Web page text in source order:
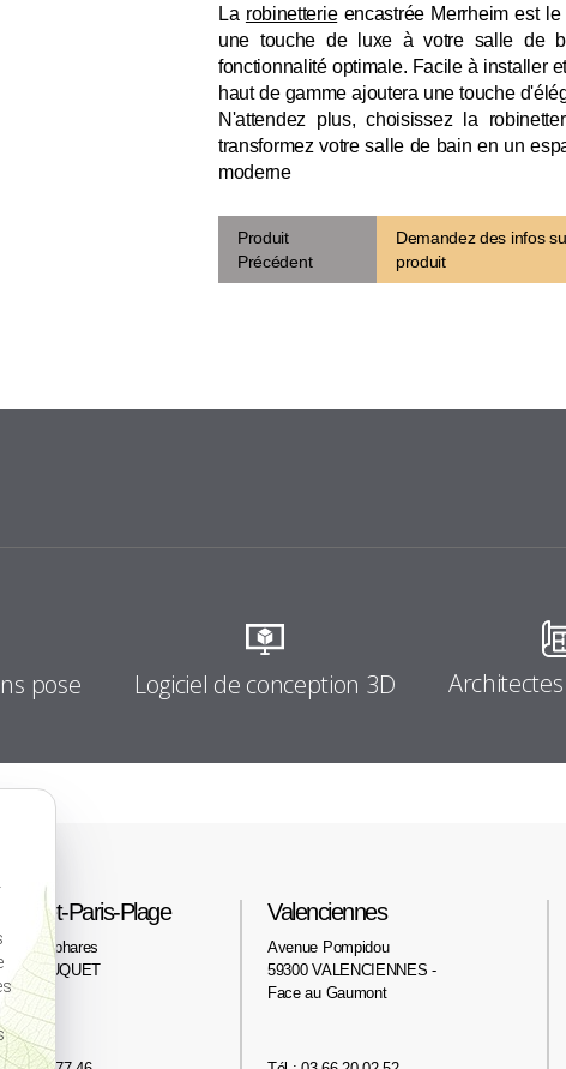
La robinetterieencastrée Merrheim est le
une touche de luxe à votre salle de
fonctionnalité optimale. Facile à installer
haut de gamme ajoutera une touche
N'attendez plus, choisissez la
transformez votre salle de bain en un
moderne
Produit
Précédent
Demandez des infos
produit
pose Logiciel de conception 3D
Paris-Plage
des phares
LE TOUQUET
Valenciennes
Avenue Pompidou
59300 VALENCIENNES -
Face au Gaumont